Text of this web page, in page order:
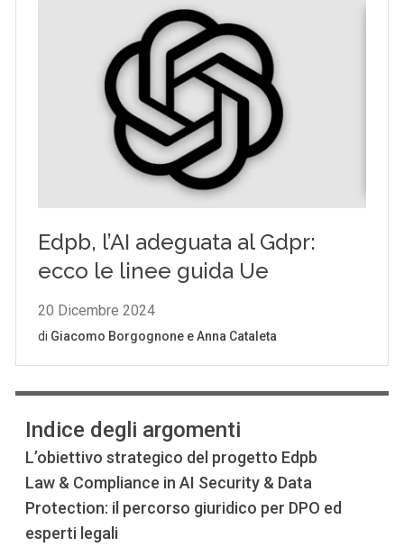
Indice degli argomenti
L’obiettivo strategico del progetto Edpb
Law & Compliance in AI Security & Data
Protection: il percorso giuridico per DPO ed
esperti legali